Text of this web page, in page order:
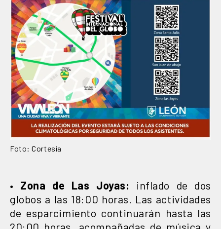
Foto: Cortesía
• Zona de Las Joyas: inflado de dos
globos a las 18:00 horas. Las actividades
de esparcimiento continuarán hasta las